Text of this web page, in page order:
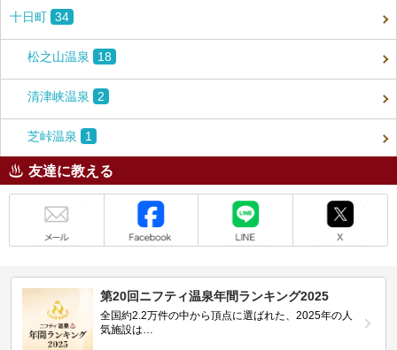
十日町 34
松之山温泉 18
清津峡温泉 2
芝峠温泉 1
友達に教える
第20回ニフティ温泉年間ランキング2025
全国約2.2万件の中から頂点に選ばれた、2025年の人
気施設は…